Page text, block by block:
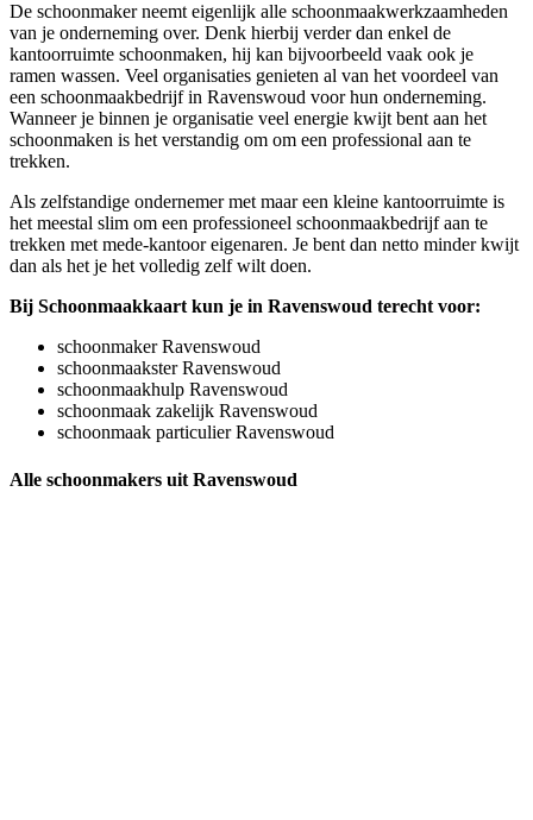
De schoonmaker neemt eigenlijk alle schoonmaakwerkzaamheden
van je onderneming over. Denk hierbij verder dan enkel de
kantoorruimte schoonmaken, hij kan bijvoorbeeld vaak ook je
ramen wassen. Veel organisaties genieten al van het voordeel van
een schoonmaakbedrijf in Ravenswoud voor hun onderneming.
Wanneer je binnen je organisatie veel energie kwijt bent aan het
schoonmaken is het verstandig om om een professional aan te
trekken.
Als zelfstandige ondernemer met maar een kleine kantoorruimte is
het meestal slim om een professioneel schoonmaakbedrijf aan te
trekken met mede-kantoor eigenaren. Je bent dan netto minder kwijt
dan als het je het volledig zelf wilt doen.
Bij Schoonmaakkaart kun je in Ravenswoud terecht voor:
schoonmaker Ravenswoud
schoonmaakster Ravenswoud
schoonmaakhulp Ravenswoud
schoonmaak zakelijk Ravenswoud
schoonmaak particulier Ravenswoud
Alle schoonmakers uit Ravenswoud